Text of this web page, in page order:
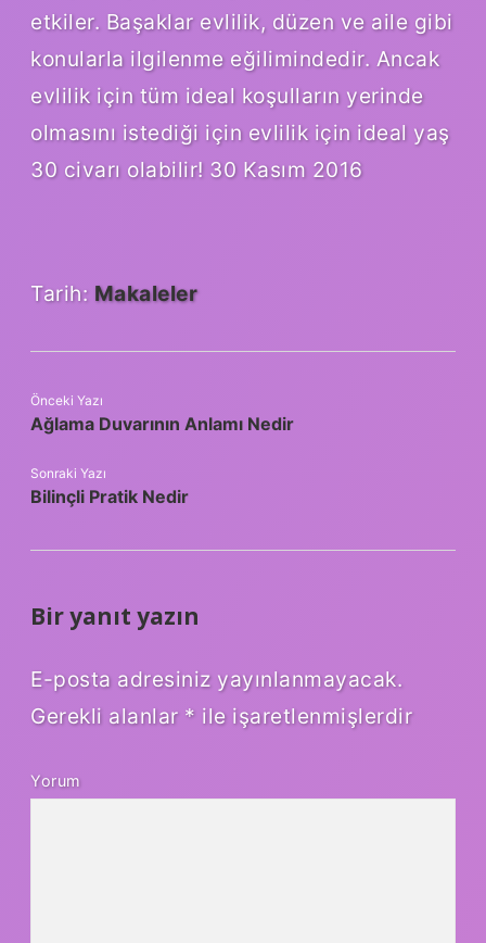
etkiler. Başaklar evlilik, düzen ve aile gibi
konularla ilgilenme eğilimindedir. Ancak
evlilik için tüm ideal koşulların yerinde
olmasını istediği için evlilik için ideal yaş
30 civarı olabilir! 30 Kasım 2016
Tarih: Makaleler
Önceki Yazı
Ağlama Duvarının Anlamı Nedir
Sonraki Yazı
Bilinçli Pratik Nedir
Bir yanıt yazın
E-posta adresiniz yayınlanmayacak.
Gerekli alanlar * ile işaretlenmişlerdir
Yorum